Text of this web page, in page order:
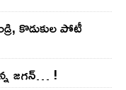
కొడుకుల పోటీ
జ‌గ‌న్‌… !